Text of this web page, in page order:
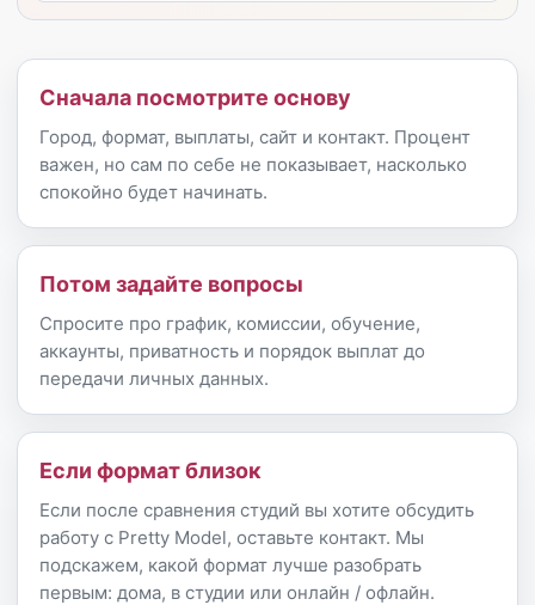
Сначала посмотрите основу
Город, формат, выплаты, сайт и контакт. Процент
важен, но сам по себе не показывает, насколько
спокойно будет начинать.
Потом задайте вопросы
Спросите про график, комиссии, обучение,
аккаунты, приватность и порядок выплат до
передачи личных данных.
Если формат близок
Если после сравнения студий вы хотите обсудить
работу с Pretty Model, оставьте контакт. Мы
подскажем, какой формат лучше разобрать
первым: дома, в студии или онлайн / офлайн.